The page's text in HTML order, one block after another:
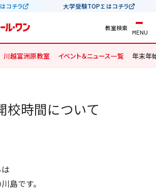
コチラ 大学受験TOP∑はコチラ
教室検索
MENU
川越富洲原教室 イベント＆ニュース一覧 年末年
校時間について
島です。